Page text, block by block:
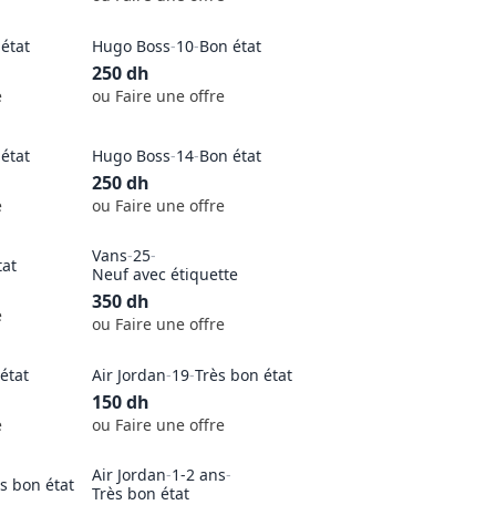
Hugo Boss-10-Bon état
250dh
ou Faire une offre
Hugo Boss-14-Bon état
250dh
ou Faire une offre
Vans-25-
Neuf avec étiquette
350dh
ou Faire une offre
Air Jordan-19-Très bon état
150dh
ou Faire une offre
bon état Air Jordan-1-2 ans-
Très bon état